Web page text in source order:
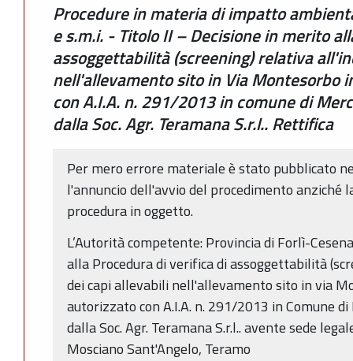
Procedure in materia di impatto
e s.m.i. - Titolo II – Decisione in merito
assoggettabilità (screening) relativa
nell'allevamento sito in Via Montesorbo
con A.I.A. n. 291/2013 in comune di
dalla Soc. Agr. Teramana S.r.l.. Rettifica
Per mero errore materiale è stato pubblicato
l'annuncio dell'avvio del procedimento anziché
procedura in oggetto.
L’Autorità competente: Provincia di Forlì-
alla Procedura di verifica di assoggettabilità
dei capi allevabili nell'allevamento sito in via
autorizzato con A.I.A. n. 291/2013 in Comune
dalla Soc. Agr. Teramana S.r.l.. avente sede
Mosciano Sant'Angelo, Teramo